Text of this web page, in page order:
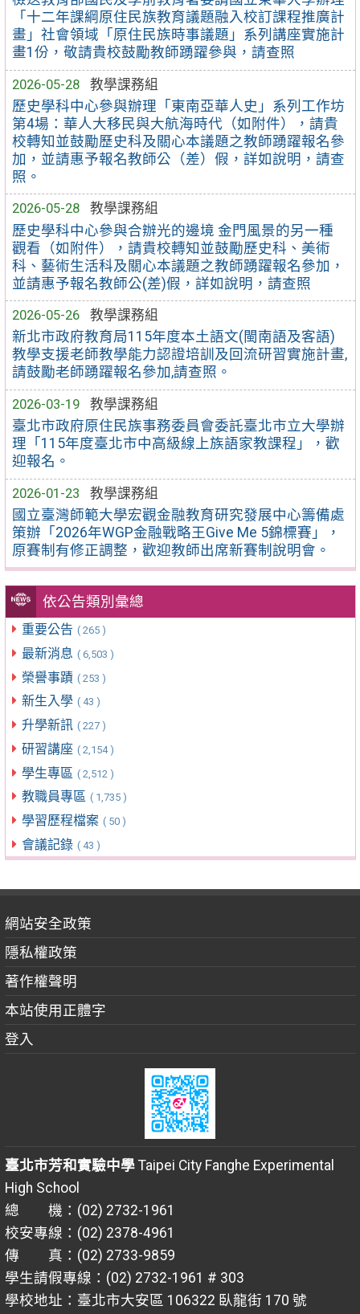
「十二年課綱原住民族教育議題融入校訂課程推廣計
畫」社會領域「原住民族時事議題」系列講座實施計
畫1份，敬請貴校鼓勵教師踴躍參與，請查照
2026-05-28
教學課務組
歷史學科中心參與辦理「東南亞華人史」系列工作坊
第4場：華人大移民與大航海時代（如附件），請貴
校轉知並鼓勵歷史科及關心本議題之教師踴躍報名參
加，並請惠予報名教師公（差）假，詳如說明，請查
照。
2026-05-28
教學課務組
歷史學科中心參與合辦光的邊境 金門風景的另一種
觀看（如附件），請貴校轉知並鼓勵歷史科、美術
科、藝術生活科及關心本議題之教師踴躍報名參加，
並請惠予報名教師公(差)假，詳如說明，請查照
2026-05-26
教學課務組
新北市政府教育局115年度本土語文(閩南語及客語)
教學支援老師教學能力認證培訓及回流研習實施計畫,
請鼓勵老師踴躍報名參加,請查照。
2026-03-19
教學課務組
臺北市政府原住民族事務委員會委託臺北市立大學辦
理「115年度臺北市中高級線上族語家教課程」，歡
迎報名。
2026-01-23
教學課務組
國立臺灣師範大學宏觀金融教育研究發展中心籌備處
策辦「2026年WGP金融戰略王Give Me 5錦標賽」，
原賽制有修正調整，歡迎教師出席新賽制說明會。
依公告類別彙總
重要公告 ( 265 )
最新消息 ( 6,503 )
榮譽事蹟 ( 253 )
新生入學 ( 43 )
升學新訊 ( 227 )
研習講座 ( 2,154 )
學生專區 ( 2,512 )
教職員專區 ( 1,735 )
學習歷程檔案 ( 50 )
會議記錄 ( 43 )
網站安全政策
隱私權政策
著作權聲明
本站使用正體字
登入
臺北市芳和實驗中學Taipei City Fanghe Experimental
High School
總 機：(02) 2732-1961
校安專線：(02) 2378-4961
傳 真：(02) 2733-9859
學生請假專線：(02) 2732-1961 # 303
學校地址：臺北市大安區 106322 臥龍街 170 號